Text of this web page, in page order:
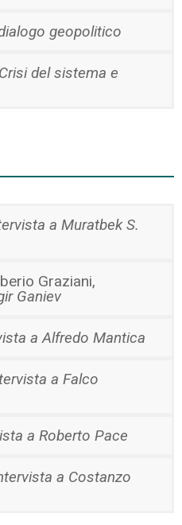
geopolitico
Crisi del sistema e
a Muratbek S.
Graziani,
Ganiev
a Alfredo Mantica
a Falco
a Roberto Pace
a Costanzo